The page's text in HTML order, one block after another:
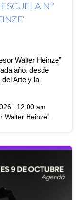
Nº
Walter Heinze”
año, desde
del Arte y la
| 12:00 am
Walter Heinze’.